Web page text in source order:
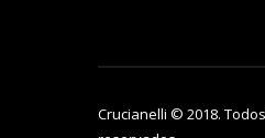
Crucianelli © 2018.